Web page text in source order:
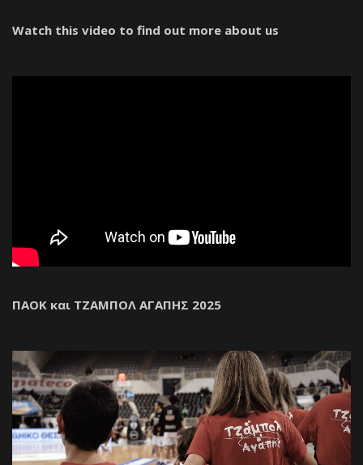
Watch this video to find out more about us
ΠΑΟΚ και ΤΖΑΜΠΟΛ ΑΓΑΠΗΣ 2025